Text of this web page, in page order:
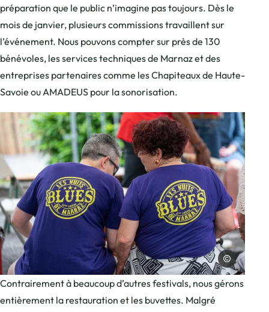
préparation que le public n’imagine pas toujours. Dès le
mois de janvier, plusieurs commissions travaillent sur
l’événement. Nous pouvons compter sur près de 130
bénévoles, les services techniques de Marnaz et des
entreprises partenaires comme les Chapiteaux de Haute-
Savoie ou AMADEUS pour la sonorisation.
Un couple de dos, vêtus d, © Laurent Cousin
Laurent Cousin
Contrairement à beaucoup d’autres festivals, nous gérons
entièrement la restauration et les buvettes. Malgré